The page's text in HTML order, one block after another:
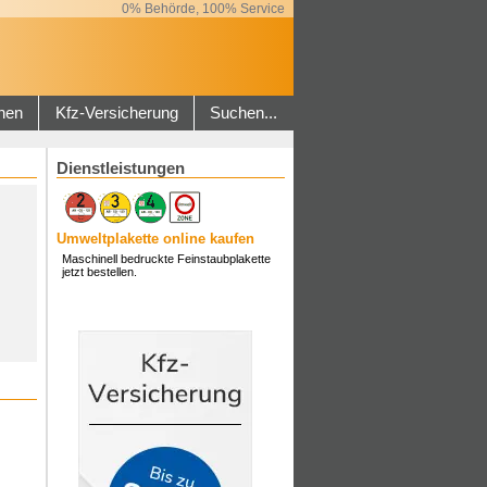
0% Behörde, 100% Service
Kfz-Versicherung Suchen...
Dienstleistungen
Umweltplakette online kaufen
Maschinell bedruckte Feinstaubplakette
jetzt bestellen.